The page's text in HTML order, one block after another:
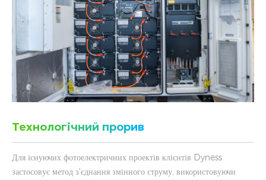
Технологічний прорив
Для існуючих фотоелектричних проектів клієнтів Dyness
застосовує метод з'єднання змінного струму, використовуючи